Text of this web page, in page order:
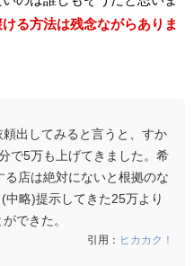
ける方法は残念ながらありま
出してみると言うと、すか
で5万も上げてきました。希
店は絶対にないと根拠のな
略)提示してきた25万より
できた。
引用： ヒカカク！